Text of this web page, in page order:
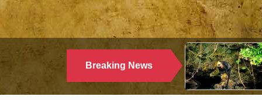
Breaking News
WARUM LANGUREN SALZWASSER